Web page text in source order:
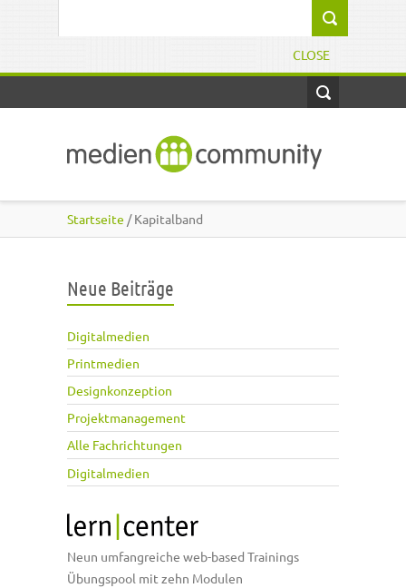
CLOSE
Startseite / Kapitalband
Neue Beiträge
Digitalmedien
Printmedien
Designkonzeption
Projektmanagement
Alle Fachrichtungen
Digitalmedien
Neun umfangreiche web-based Trainings
Übungspool mit zehn Modulen